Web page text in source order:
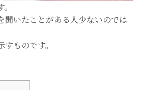
聞いたことがある人少ないのでは
ものです。